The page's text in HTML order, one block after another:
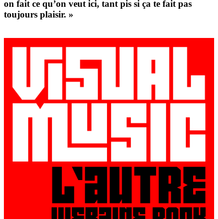
on fait ce qu’on veut ici, tant pis si ça te fait pas
toujours plaisir. »